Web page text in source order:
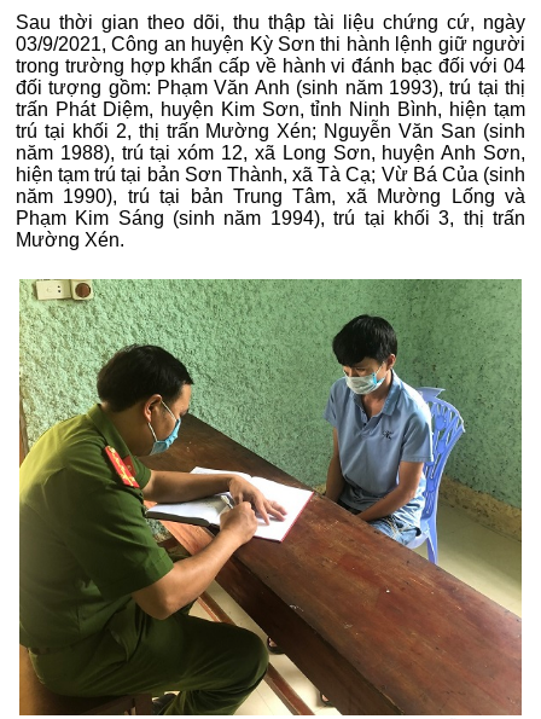
Sau thời gian theo dõi, thu thập tài liệu chứng cứ, ngày
03/9/2021, Công an huyện Kỳ Sơn thi hành lệnh giữ người
trong trường hợp khẩn cấp về hành vi đánh bạc đối với 04
đối tượng gồm: Phạm Văn Anh (sinh năm 1993), trú tại thị
trấn Phát Diệm, huyện Kim Sơn, tỉnh Ninh Bình, hiện tạm
trú tại khối 2, thị trấn Mường Xén; Nguyễn Văn San (sinh
năm 1988), trú tại xóm 12, xã Long Sơn, huyện Anh Sơn,
hiện tạm trú tại bản Sơn Thành, xã Tà Cạ; Vừ Bá Của (sinh
năm 1990), trú tại bản Trung Tâm, xã Mường Lống và
Phạm Kim Sáng (sinh năm 1994), trú tại khối 3, thị trấn
Mường Xén.